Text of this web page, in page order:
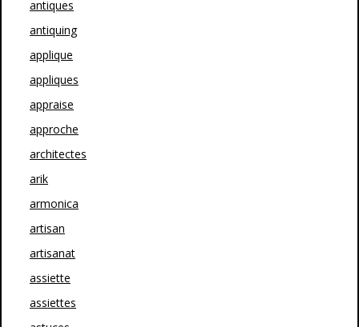
antiques
antiquing
applique
appliques
appraise
approche
architectes
arik
armonica
artisan
artisanat
assiette
assiettes